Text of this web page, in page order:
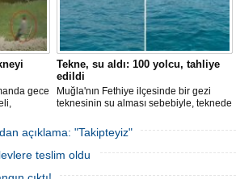
gece
Tekne, su aldı: 100 yolcu, tahliye
edildi
Muğla'nın Fethiye ilçesinde bir gezi
teknesinin su alması sebebiyle, teknede
teknenin batmaması için bölgede
kurtarma çalışması başlatıldı.
açıklama: "Takipteyiz"
teslim oldu